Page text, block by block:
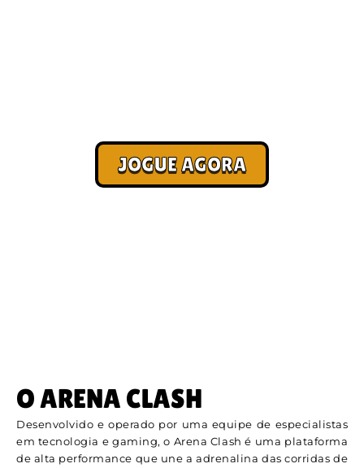
JOGUE AGORA
O ARENA CLASH
Desenvolvido e operado por uma equipe de especialistas
em tecnologia e gaming, o Arena Clash é uma plataforma
de alta performance que une a adrenalina das corridas de